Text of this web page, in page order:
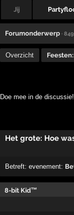
Jij
Forumonderwerp ·
Overzicht
Doe mee in de discussie!
Het grote: Hoe
Betreft:evenement:
8-bit Kid™